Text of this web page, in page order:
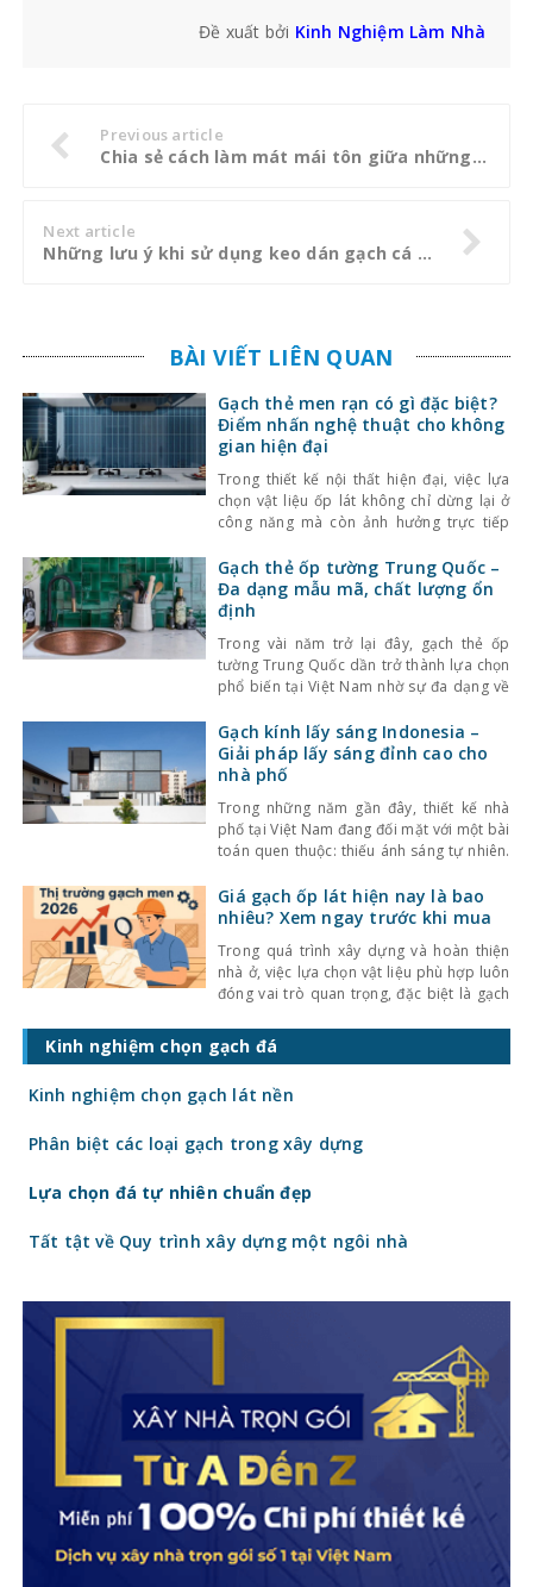
Đề xuất bởi Kinh Nghiệm Làm Nhà
Previous article
Chia sẻ cách làm mát mái tôn giữa những ngày hè nhiệt độ tăng cao
Next article
Những lưu ý khi sử dụng keo dán gạch cá sấu Hà Nội
BÀI VIẾT LIÊN QUAN
Gạch thẻ men rạn có gì đặc biệt?
Điểm nhấn nghệ thuật cho không
gian hiện đại
Trong thiết kế nội thất hiện đại, việc lựa
chọn vật liệu ốp lát không chỉ dừng lại ở
công năng mà còn ảnh hưởng trực tiếp
Một trong những lựa chọn nổi bật gần đây
là gạch thẻ men rạn – dòng gạch ốp lát
Gạch thẻ ốp tường Trung Quốc –
Đa dạng mẫu mã, chất lượng ổn
định
Trong vài năm trở lại đây, gạch thẻ ốp
tường Trung Quốc dần trở thành lựa chọn
phổ biến tại Việt Nam nhờ sự đa dạng về
Bên cạnh đó, chất lượng sản phẩm cũng
không ngừng được cải thiện, đáp ứng tốt
nhu cầu sử
Gạch kính lấy sáng Indonesia –
Giải pháp lấy sáng đỉnh cao cho
nhà phố
Trong những năm gần đây, thiết kế nhà
phố tại Việt Nam đang đối mặt với một bài
toán quen thuộc: thiếu ánh sáng tự nhiên.
che chắn bởi các công trình xung quanh,
khiến không gian trở nên bí bách và phụ
Giá gạch ốp lát hiện nay là bao
nhiêu? Xem ngay trước khi mua
Trong quá trình xây dựng và hoàn thiện
nhà ở, việc lựa chọn vật liệu phù hợp luôn
đóng vai trò quan trọng, đặc biệt là gạch
giá gạch ốp lát hiện nay còn quyết định
trực tiếp đến tổng chi phí công trình. Vậy
Kinh nghiệm chọn gạch đá
Kinh nghiệm chọn gạch lát nền
Phân biệt các loại gạch trong xây dựng
Lựa chọn đá tự nhiên chuẩn đẹp
Tất tật về Quy trình xây dựng một ngôi nhà